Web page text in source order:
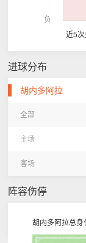
负
近5
进球分布
胡内多阿拉
全部
主场
客场
阵容伤停
胡内多阿拉总身